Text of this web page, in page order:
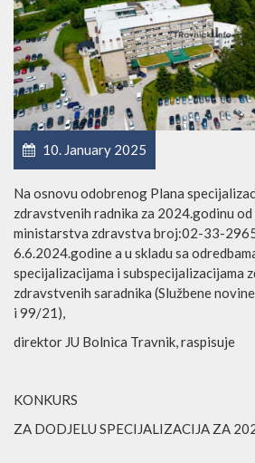
10. January 2025
Na osnovu odobrenog Plana
zdravstvenih radnika za 2024.godinu
ministarstva zdravstva broj:02-33-
6.6.2024.godine a u skladu sa
specijalizacijama i subspecijalizacijama
zdravstvenih saradnika (Službene
i 99/21),
direktor JU Bolnica Travnik, raspisuje
KONKURS
ZA DODJELU SPECIJALIZACIJA ZA